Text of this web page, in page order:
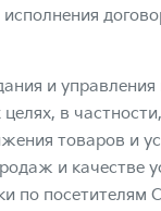
и управления
в
товаров и
и качестве
по посетителям